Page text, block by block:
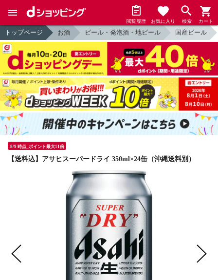
閲覧履歴 お気に入り 検索 カート
トップページ お酒 ビール・発泡酒・地ビール 国産ビール
8/9 時点_ポイント最大11倍
【送料込】アサヒスーパードライ 350ml×24缶（沖縄送料別）